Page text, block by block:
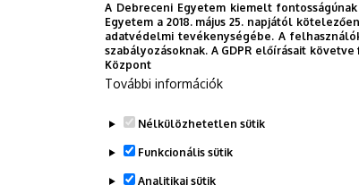
A Debreceni Egyetem kiemelt
Egyetem a 2018. május 25. napjától
adatvédelmi tevékenységébe. A
szabályozásoknak. A GDPR előírásait
Központ
További információk
Nélkülözhetetlen sütik
Funkcionális sütik
Analitikai sütik